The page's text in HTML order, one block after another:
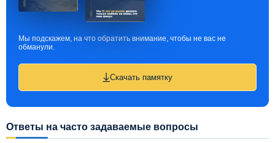
Мы подскажем, на что обратить внимание, чтобы не вас не
обманули.
Скачать памятку
Ответы на часто задаваемые вопросы